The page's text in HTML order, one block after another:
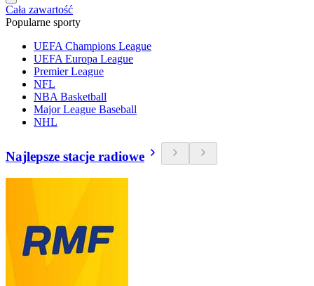
Cała zawartość
Popularne sporty
UEFA Champions League
UEFA Europa League
Premier League
NFL
NBA Basketball
Major League Baseball
NHL
Najlepsze stacje radiowe